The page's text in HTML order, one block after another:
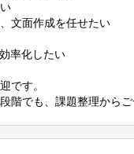
文面作成を任せたい
率化したい
です。
階でも、課題整理から